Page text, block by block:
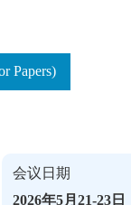
Papers)
会议日期
2026年5月21-23日